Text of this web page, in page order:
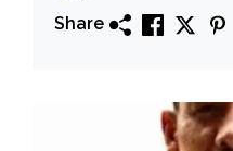
Share